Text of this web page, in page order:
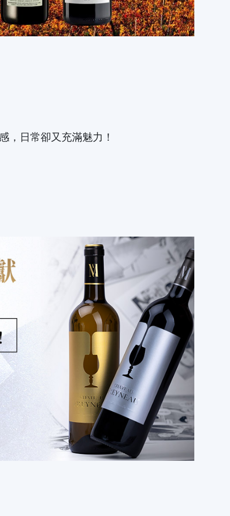
日常卻又充滿魅力！